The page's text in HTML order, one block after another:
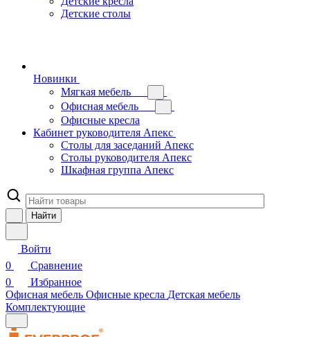
Детские столы
Новинки
Мягкая мебель
Офисная мебель
Офисные кресла
Кабинет руководителя Апекс
Столы для заседаний Апекс
Столы руководителя Апекс
Шкафная группа Апекс
Найти
Войти
0
Сравнение
0
Избранное
Офисная мебель Офисные кресла Детская мебель
Комплектующие